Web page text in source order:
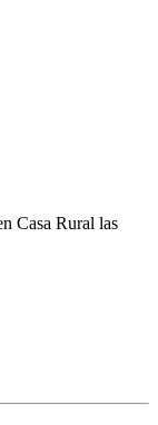
Casa Rural las